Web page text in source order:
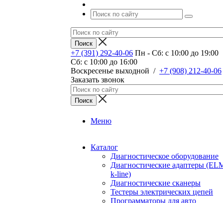
+7 (391) 292-40-06 Пн - Сб: c 10:00 до 19:00
Сб: c 10:00 до 16:00
​Воскресенье выходной / +7 (908) 212-40-06
Заказать звонок
Меню
Каталог
Диагностическое оборудование
Диагностические адаптеры
k-line)
Диагностические сканеры
Тестеры электрических цепей
Программаторы для авто